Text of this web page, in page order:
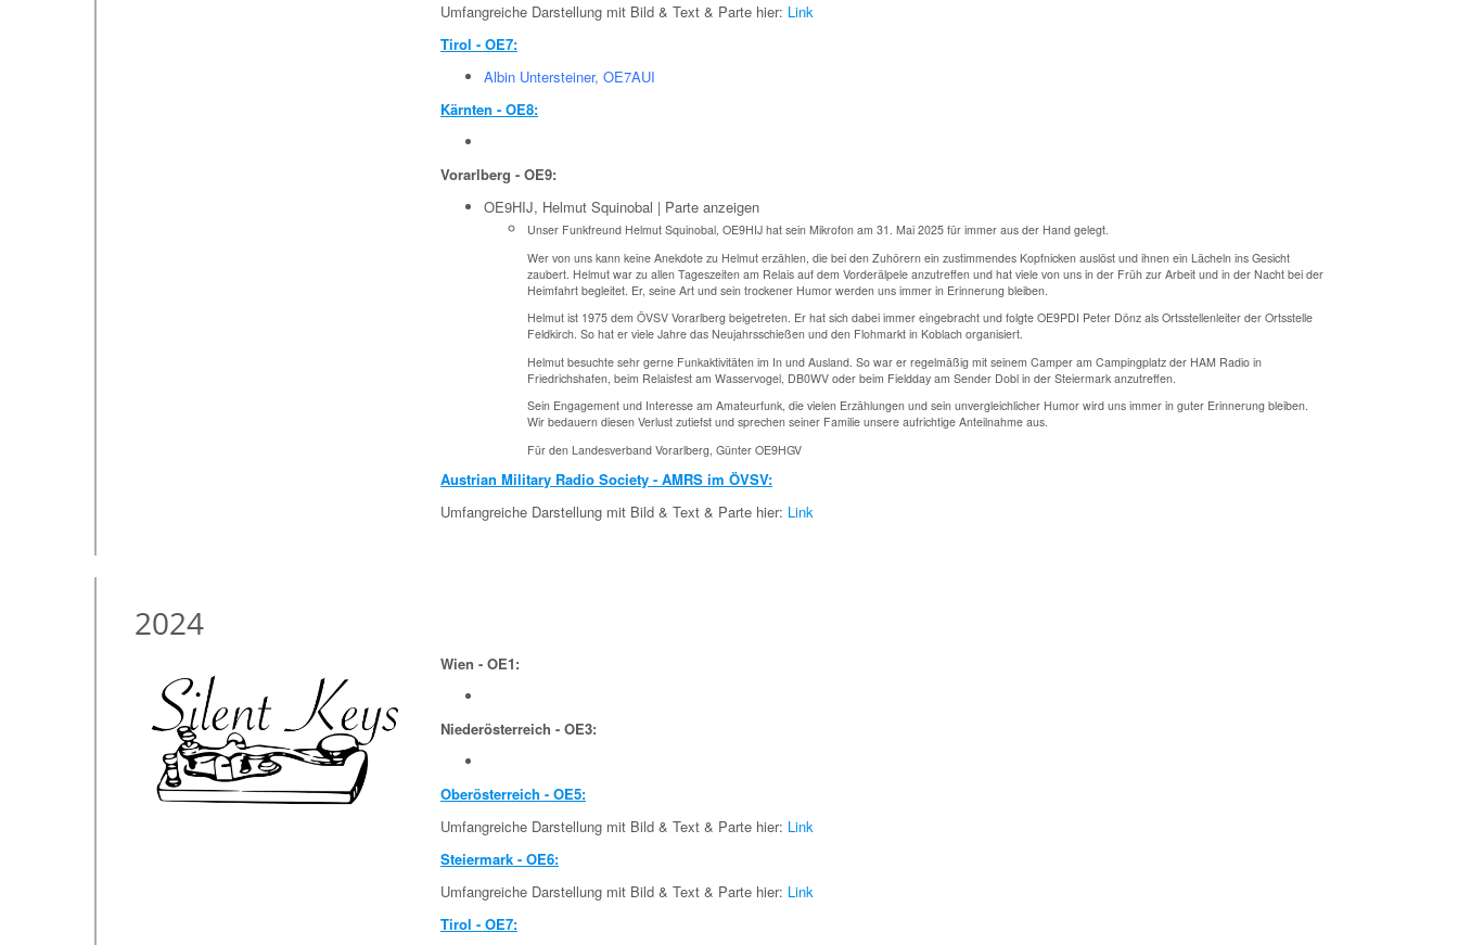
Umfangreiche Darstellung mit Bild & Text & Parte hier: Link
Tirol - OE7:
Albin Untersteiner, OE7AUI
Kärnten - OE8:
Vorarlberg - OE9:
OE9HIJ, Helmut Squinobal | Parte anzeigen
Unser Funkfreund Helmut Squinobal, OE9HIJ hat sein Mikrofon am 31. Mai 2025 für immer aus der Hand gelegt.
Wer von uns kann keine Anekdote zu Helmut erzählen, die bei den Zuhörern ein zustimmendes Kopfnicken auslöst und ihnen ein Lächeln ins Gesicht
zaubert. Helmut war zu allen Tageszeiten am Relais auf dem Vorderälpele anzutreffen und hat viele von uns in der Früh zur Arbeit und in der Nacht bei der
Heimfahrt begleitet. Er, seine Art und sein trockener Humor werden uns immer in Erinnerung bleiben.
Helmut ist 1975 dem ÖVSV Vorarlberg beigetreten. Er hat sich dabei immer eingebracht und folgte OE9PDI Peter Dönz als Ortsstellenleiter der Ortsstelle
Feldkirch. So hat er viele Jahre das Neujahrsschießen und den Flohmarkt in Koblach organisiert.
Helmut besuchte sehr gerne Funkaktivitäten im In und Ausland. So war er regelmäßig mit seinem Camper am Campingplatz der HAM Radio in
Friedrichshafen, beim Relaisfest am Wasservogel, DB0WV oder beim Fieldday am Sender Dobl in der Steiermark anzutreffen.
Sein Engagement und Interesse am Amateurfunk, die vielen Erzählungen und sein unvergleichlicher Humor wird uns immer in guter Erinnerung bleiben.
Wir bedauern diesen Verlust zutiefst und sprechen seiner Familie unsere aufrichtige Anteilnahme aus.
Für den Landesverband Vorarlberg, Günter OE9HGV
Austrian Military Radio Society - AMRS im ÖVSV:
Umfangreiche Darstellung mit Bild & Text & Parte hier: Link
2024
Wien - OE1:
Niederösterreich - OE3:
Oberösterreich - OE5:
Umfangreiche Darstellung mit Bild & Text & Parte hier: Link
Steiermark - OE6:
Umfangreiche Darstellung mit Bild & Text & Parte hier: Link
Tirol - OE7: